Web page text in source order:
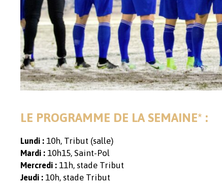
LE PROGRAMME DE LA SEMAINE* :
Lundi : 10h, Tribut (salle)
Mardi : 10h15, Saint-Pol
Mercredi : 11h, stade Tribut
Jeudi : 10h, stade Tribut